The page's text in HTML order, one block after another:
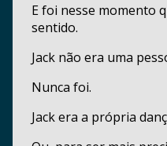
E foi nesse momento
sentido.
Jack não era uma
Nunca foi.
Jack era a própria